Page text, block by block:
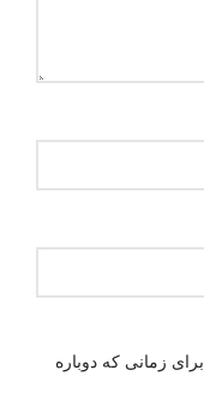
زمانی که دوباره